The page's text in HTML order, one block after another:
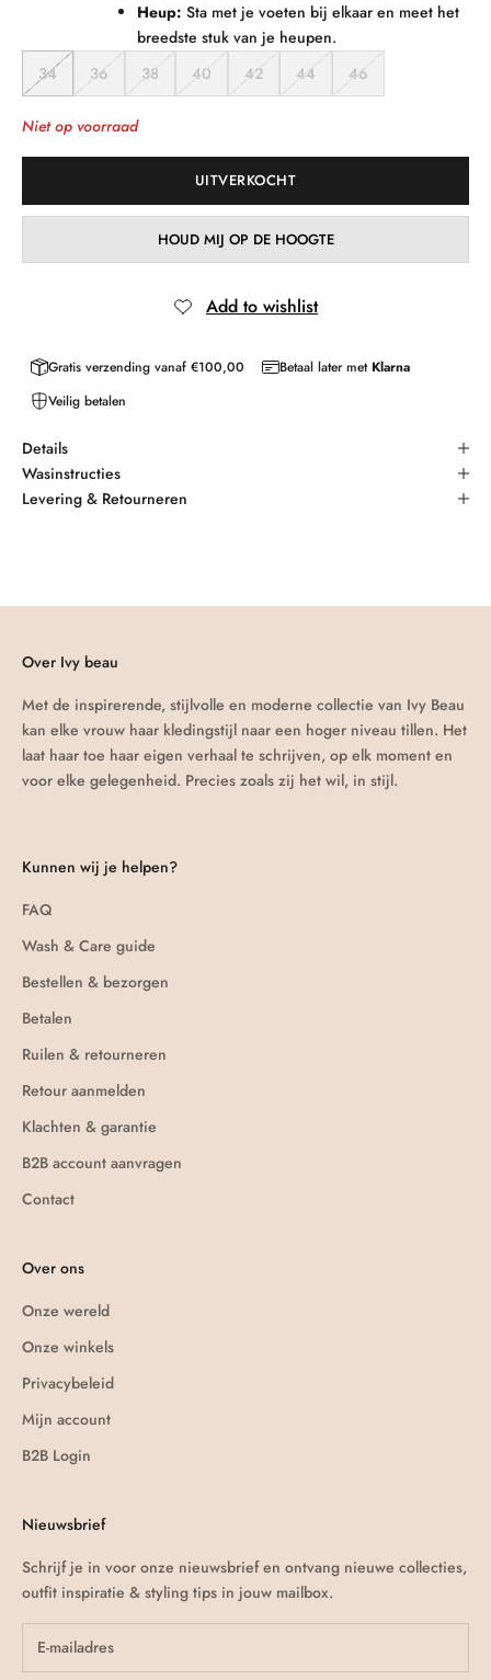
Heup: Sta met je voeten bij elkaar en meet het
breedste stuk van je heupen.
34
36 38 40 42 44 46
Niet op voorraad
UITVERKOCHT
HOUD MIJ OP DE HOOGTE
Gratis verzending vanaf €100,00 Betaal later metKlarna
Veilig betalen
Details
Wasinstructies
Levering & Retourneren
Over Ivy beau
Met de inspirerende, stijlvolle en moderne collectie van Ivy Beau
kan elke vrouw haar kledingstijl naar een hoger niveau tillen. Het
laat haar toe haar eigen verhaal te schrijven, op elk moment en
voor elke gelegenheid. Precies zoals zij het wil, in stijl.
Kunnen wij je helpen?
FAQ
Wash & Care guide
Bestellen & bezorgen
Betalen
Ruilen & retourneren
Retour aanmelden
Klachten & garantie
B2B account aanvragen
Contact
Over ons
Onze wereld
Onze winkels
Privacybeleid
Mijn account
B2B Login
Nieuwsbrief
Schrijf je in voor onze nieuwsbrief en ontvang nieuwe collecties,
outfit inspiratie & styling tips in jouw mailbox.